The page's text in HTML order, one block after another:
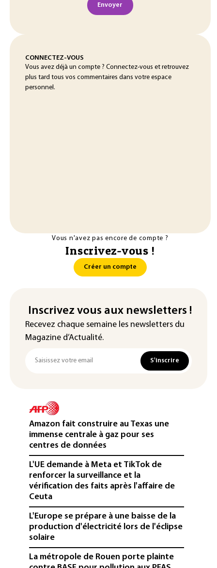
Envoyer
CONNECTEZ-VOUS
Vous avez déjà un compte ? Connectez-vous et retrouvez
plus tard tous vos commentaires dans votre espace
personnel.
Vous n'avez pas encore de compte ?
Inscrivez-vous !
Créer un compte
Inscrivez vous aux newsletters !
Recevez chaque semaine les newsletters du
Magazine d’Actualité.
S'inscrire
Amazon fait construire au Texas une
immense centrale à gaz pour ses
centres de données
L'UE demande à Meta et TikTok de
renforcer la surveillance et la
vérification des faits après l'affaire de
Ceuta
L'Europe se prépare à une baisse de la
production d'électricité lors de l'éclipse
solaire
La métropole de Rouen porte plainte